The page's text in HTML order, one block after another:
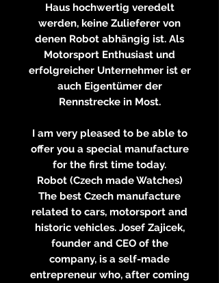
Haus hochwertig veredelt
werden, keine Zulieferer von
denen Robot abhängig ist. Als
Motorsport Enthusiast und
erfolgreicher Unternehmer ist er
auch Eigentümer der
Rennstrecke in Most.
I am very pleased to be able to
offer you a special manufacture
for the first time today.
Robot (Czech made Watches)
The best Czech manufacture
related to cars, motorsport and
historic vehicles. Josef Zajicek,
founder and CEO of the
company, is a self-made
entrepreneur who, after coming